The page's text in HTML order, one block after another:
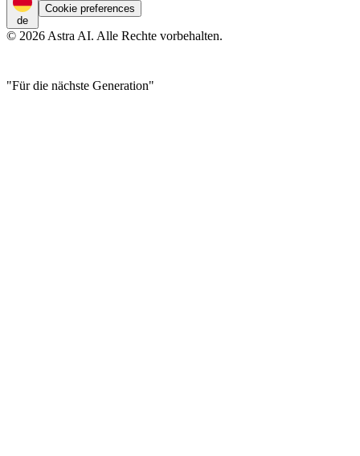
de
Cookie preferences
© 2026 Astra AI. Alle Rechte vorbehalten.
"Für die nächste Generation"